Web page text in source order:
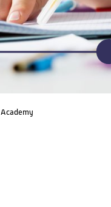
Academy